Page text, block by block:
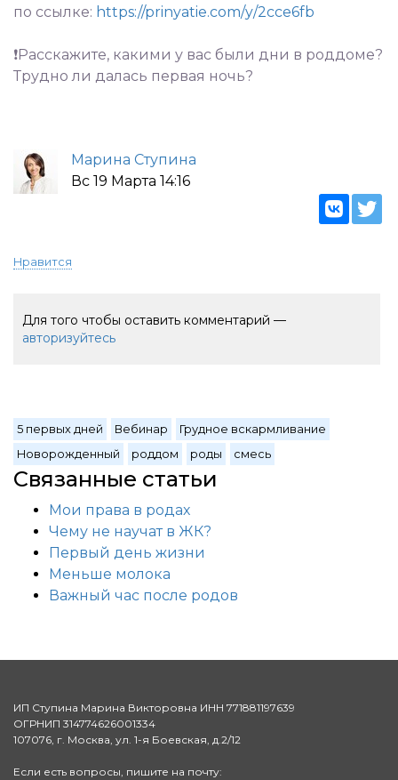
по ссылке: https://prinyatie.com/y/2cce6fb
❗️Расскажите, какими у вас были дни в роддоме?
Трудно ли далась первая ночь?
Марина Ступина
Вс 19 Марта 14:16
Нравится
Для того чтобы оставить комментарий —
авторизуйтесь
5 первых дней Вебинар
Грудное вскармливание
Новорожденный
роддом роды смесь
Связанные статьи
Мои права в родах
Чему не научат в ЖК?
Первый день жизни
Меньше молока
Важный час после родов
ИП Ступина Марина Викторовна ИНН 771881197639
ОГРНИП 314774626001334
107076, г. Москва, ул. 1-я Боевская, д.2/12
Если есть вопросы, пишите на почту: